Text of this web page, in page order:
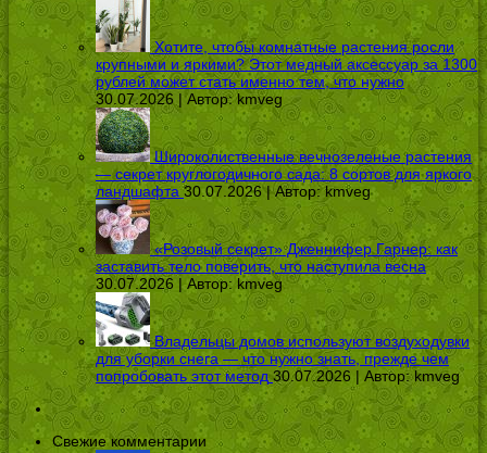
Хотите, чтобы комнатные растения росли
крупными и яркими? Этот медный аксессуар за 1300
рублей может стать именно тем, что нужно
30.07.2026 | Автор:kmveg
Широколиственные вечнозеленые растения
— секрет круглогодичного сада: 8 сортов для яркого
ландшафта 30.07.2026 | Автор:kmveg
«Розовый секрет» Дженнифер Гарнер: как
заставить тело поверить, что наступила весна
30.07.2026 | Автор: kmveg
Владельцы домов используют воздуходувки
для уборки снега — что нужно знать, прежде чем
попробовать этот метод 30.07.2026 | Автор:kmveg
Свежие комментарии